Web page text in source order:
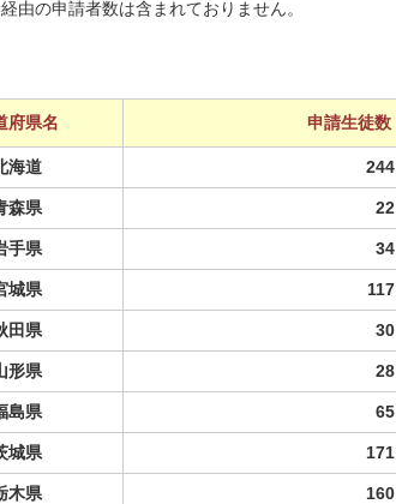
由の申請者数は含まれておりません。
府県名 申請生徒数
海道 244
森県 22
手県 34
城県 117
田県 30
形県 28
島県 65
城県 171
木県 160